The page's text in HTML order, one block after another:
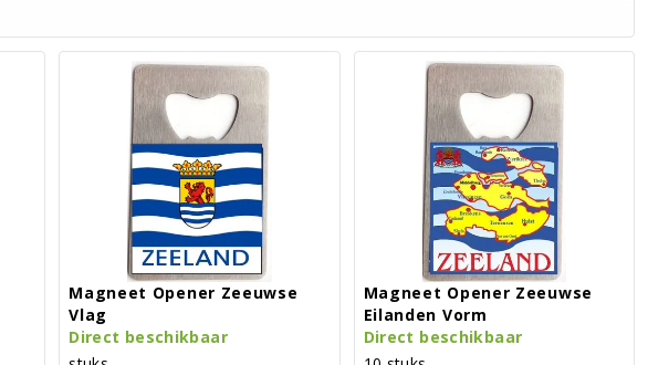
Magneet Opener Zeeuwse
Vlag
Direct beschikbaar
Magneet Opener Zeeuwse
Eilanden Vorm
Direct beschikbaar